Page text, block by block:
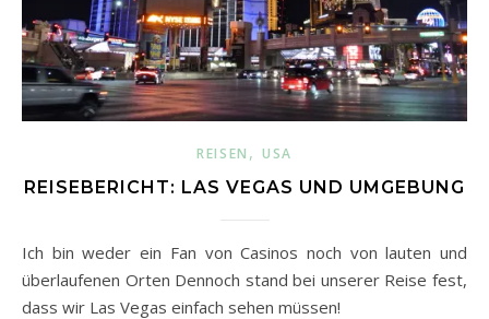
REISEN ,USA
REISEBERICHT: LAS VEGAS UND UMGEBUNG
Ich bin weder ein Fan von Casinos noch von lauten und
überlaufenen Orten Dennoch stand bei unserer Reise fest,
dass wir Las Vegas einfach sehen müssen!